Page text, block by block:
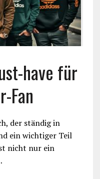
have für
Fan
der ständig in
ein wichtiger Teil
nicht nur ein